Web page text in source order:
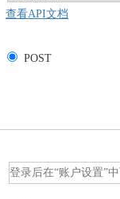
查看API文档
POST